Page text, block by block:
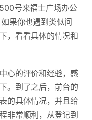
号来福士广场办公
果你也遇到类似问
，看看具体的情况和
心的评价和经验，感
。到了之后，前台的
的具体情况，并且给
非常顺利，从登记到